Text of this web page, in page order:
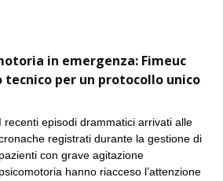
in emergenza: Fimeuc
tecnico per un protocollo unico
I recenti episodi drammatici arrivati alle
registrati durante la gestione di
pazienti con grave agitazione
psicomotoria hanno riacceso l’attenzione